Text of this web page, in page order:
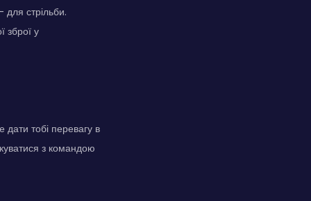
стрільби.
зброї у
тобі перевагу в
з командою